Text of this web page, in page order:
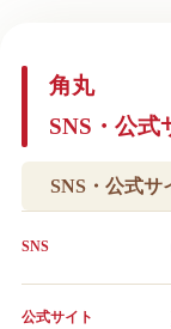
角丸
SNS・公式
SNS・公式サ
SNS
公式サイト